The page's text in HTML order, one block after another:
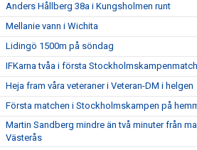
Anders Hållberg 38a i Kungsholmen runt
Mellanie vann i Wichita
Lidingö 1500m på söndag
IFKarna tvåa i första
Heja fram våra veteraner i Veteran-DM i helgen
Första matchen i Stockholmskampen på
Martin Sandberg mindre än två minuter från
Västerås